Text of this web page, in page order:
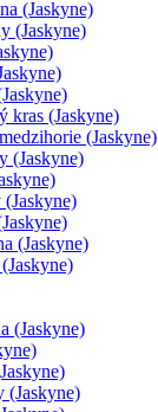
(Jaskyne)
(Jaskyne)
kras (Jaskyne)
(Jaskyne)
(Jaskyne)
(Jaskyne)
(Jaskyne)
(Jaskyne)
(Jaskyne)